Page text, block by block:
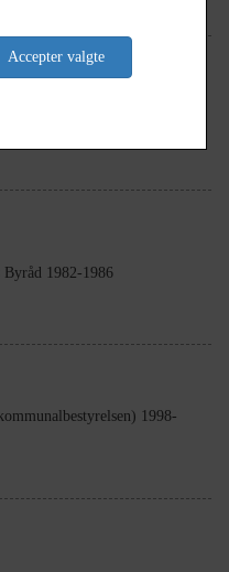
34, Fakse
Byråd 1982-1986
1998-
Accepter valgte